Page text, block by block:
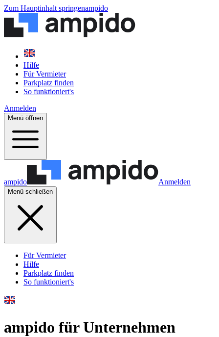
Zum Hauptinhalt springenampido
Hilfe
Für Vermieter
Parkplatz finden
So funktioniert's
Anmelden
Menü öffnen
ampido Anmelden
Menü schließen
Für Vermieter
Hilfe
Parkplatz finden
So funktioniert's
ampido für Unternehmen